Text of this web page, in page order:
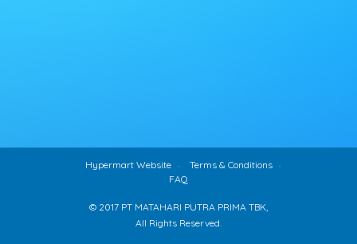
Hypermart Website
Terms & Conditions
FAQ
© 2017 PT MATAHARI PUTRA PRIMA TBK,
All Rights Reserved.